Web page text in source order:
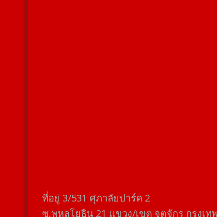
ที่อยู่​ 3/531​ ศุภาลัยปาร์ค​ 2
ซ.พหลโยธิน​ 21​ แขวง/เขต​ จตุจักร​ กรุงเท